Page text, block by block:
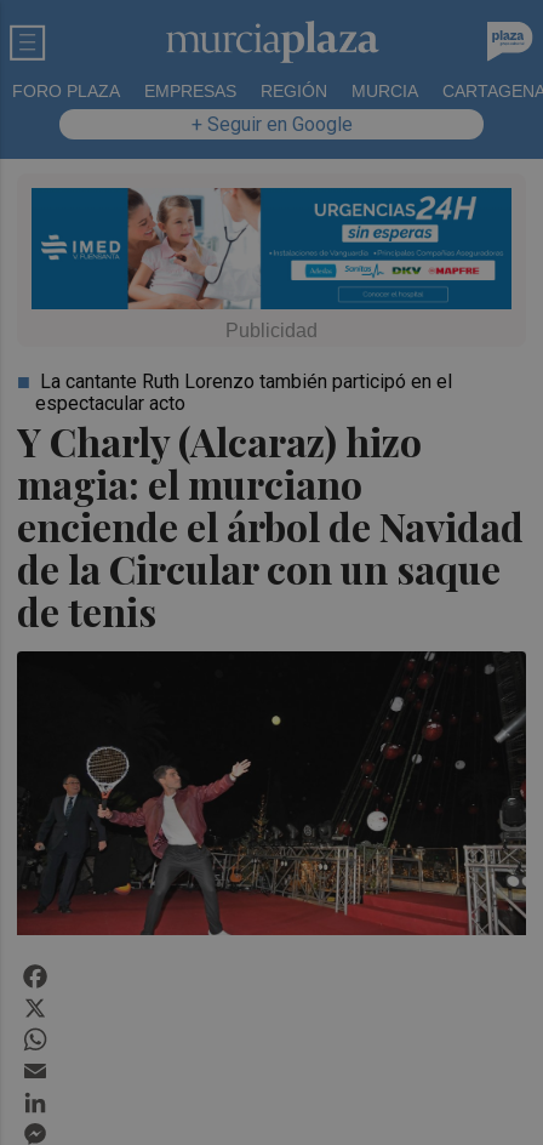
FORO PLAZA EMPRESAS REGIÓN MURCIA
+ Seguir en Google
Y Charly (Alcaraz) hizo
magia: el murciano
enciende el árbol de Navidad
de la Circular con un saque
de tenis
La cantante Ruth Lorenzo también participó en el
espectacular acto